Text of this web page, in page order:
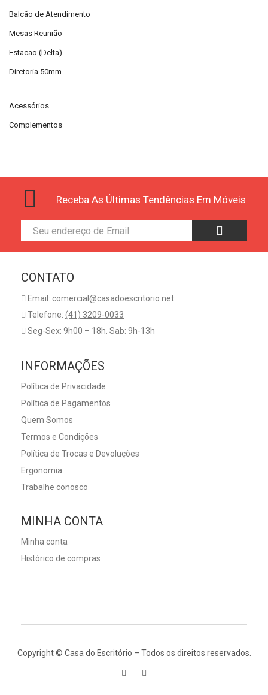
Balcão de Atendimento
Mesas Reunião
Estacao (Delta)
Diretoria 50mm
Acessórios
Complementos
Receba As Últimas Tendências Em Móveis
CONTATO
Email: comercial@casadoescritorio.net
Telefone: (41) 3209-0033
Seg-Sex: 9h00 – 18h. Sab: 9h-13h
INFORMAÇÕES
Política de Privacidade
Política de Pagamentos
Quem Somos
Termos e Condições
Política de Trocas e Devoluções
Ergonomia
Trabalhe conosco
MINHA CONTA
Minha conta
Histórico de compras
Copyright © Casa do Escritório – Todos os direitos reservados.